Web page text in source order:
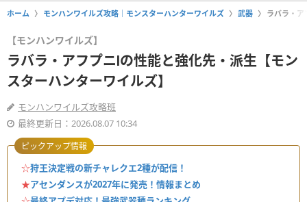
ホーム モンハンワイルズ攻略｜モンスターハンターワイルズ 武器 ラバラ・ア
【モンハンワイルズ】
ラバラ・アフプニⅠの性能と強化先・派生【モン
スターハンターワイルズ】
モンハンワイルズ攻略班
最終更新日：2026.08.07 10:34
☆狩王決定戦の新チャレクエ2種が配信！
★アセンダンスが2027年に発売！情報まとめ
ピックアップ情報